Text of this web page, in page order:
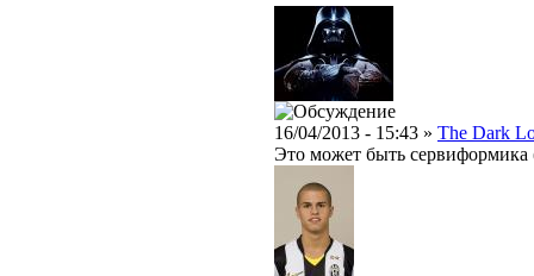
16/04/2013 - 15:43 » The Dark
Это может быть сервиформика